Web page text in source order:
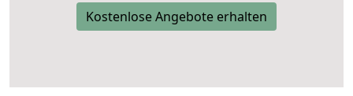
Kostenlose Angebote erhalten